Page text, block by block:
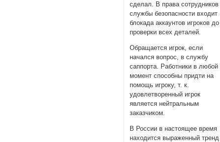
сделал. В права сотрудников
службы безопасности входит
блокада аккаунтов игроков до
проверки всех деталей.
Обращается игрок, если
начался вопрос, в службу
саппорта. Работники в любой
момент способны придти на
помощь игроку, т. к.
удовлетворенный игрок
является нейтральным
заказчиком.
В России в настоящее время
находится выраженный тренд